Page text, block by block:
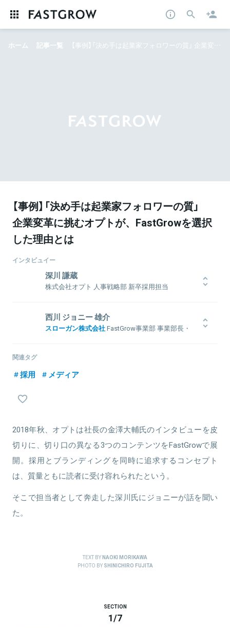
ホーム 記事一覧 【事例】「決め手は起業家フォロワーの質」 企業変革に挑むオプトが、FastGrowを選択した理由とは
【事例】「決め手は起業家フォロワーの質」
企業変革に挑むオプトが、FastGrowを選択
した理由とは
インタビュイー
深川 謙蔵
株式会社オプト 人事戦略部 新卒採用担当
西川 ジョニー 雄介
スローガン株式会社FastGrow事業部 事業部長・
モバイルファクトリーに新卒入社。2012年12月、社員数3名のアッシ
ョンに入社。A/BテストツールVWOを活用したWebコンサル事業を
立ち上げ、同ツール開発インド企業との国内独占提携を実現。15年7
ル特化の就活メディアFactLogicの立ち上げを行う。17年2月より
FastGrowを構想し、現在は事業責任者兼編集長を務める。その事業
手経営人材をつなぐコミュニティマネジャーとしても活動中。
関連タグ
採用 メディア
2018年秋、オプトは社長の金澤大輔氏のインタビューを皮
切りに、切り口の異なる3つのコンテンツをFastGrowで展
開。採用とブランディングを同時に追求するコンセプト
は、質量ともに読者に受け容れられたという。
そこで担当者として奔走した深川氏にジョニーが話を聞い
た。
TEXT BYNAOKI MORIKAWA
PHOTO BY SHINICHIRO FUJITA
SECTION
1/7